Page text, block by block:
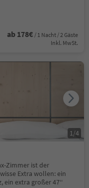
ab 178€ / 1 Nacht / 2 Gäste
Inkl. MwSt.
Zimmer ist der
Extra wollen: ein
extra großer 47‘‘
1 /4